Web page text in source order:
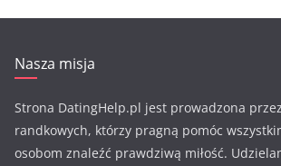
Nasza misja
Strona DatingHelp.pl jest prowadzona
randkowych, którzy pragną pomóc
osobom znaleźć prawdziwą miłość.